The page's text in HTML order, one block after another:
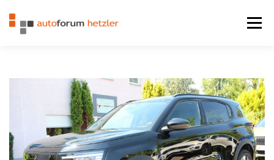
Menü
KONTAKT IMPRESSUM